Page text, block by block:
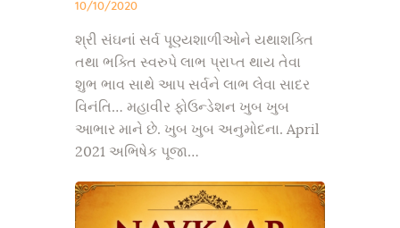
10/10/2020
શ્રી સંઘનાં સર્વ પૂણ્યશાળીઓને યથાશક્તિ
તથા ભક્તિ સ્વરુપે લાભ પ્રાપ્ત થાય તેવા
શુભ ભાવ સાથે આપ સર્વને લાભ લેવા સાદર
વિનંતિ… મહાવીર ફોઉન્ડેશન ખુબ ખુબ
આભાર માને છે. ખુબ ખુબ અનુમોદના. April
2021 અભિષેક પૂજા…